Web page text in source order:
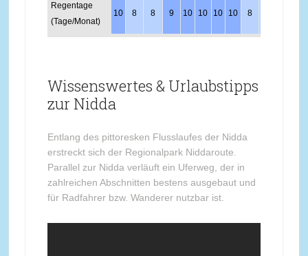
Regentage
(Tage/Monat)
10 8 8 9 10 10 10 10 8
Wissenswertes & Urlaubstipps
zur Nidda
Entlang des pittoresken Flusslaufes der Nidda
erstreckt sich der Regionalpark Niddaroute.
Parallel zur Nidda verläuft ein Uferweg, der in
zahlreichen Abschnitten bestens ausgebaut und
für Radfahrer bzw. Wanderer nutzbar ist.